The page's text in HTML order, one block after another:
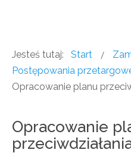
Jesteś tutaj: Start
Postępowania
Opracowanie planu
Opracowanie